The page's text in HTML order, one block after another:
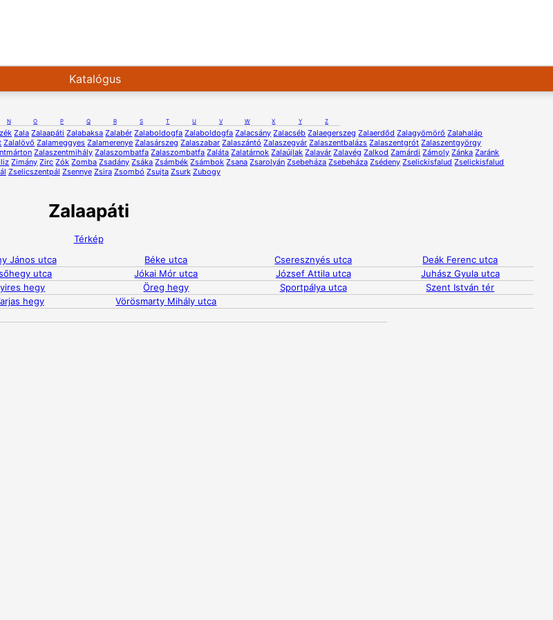
Katalógus
N O P Q R S T U V W X Y Z
Zala Zalaapáti Zalabaksa Zalabér Zalaboldogfa Zalaboldogfa Zalacsány Zalacséb Zalaegerszeg Zalaerdőd Zalagyömörő Zalahaláp
Zalalövő Zalameggyes Zalamerenye Zalasárszeg Zalaszabar Zalaszántó Zalaszegvár Zalaszentbalázs Zalaszentgrót Zalaszentgyörgy
Zalaszentmihály Zalaszombatfa Zalaszombatfa Zaláta Zalatárnok Zalaújlak Zalavár Zalavég Zalkod Zamárdi Zámoly Zánka Zaránk
Zimány Zirc Zók Zomba Zsadány Zsáka Zsámbék Zsámbok Zsana Zsarolyán Zsebeháza Zsebeháza Zsédeny Zselickisfalud Zselickisfalud
Zselicszentpál Zsennye Zsira Zsombó Zsujta Zsurk Zubogy
Zalaapáti
Térkép
János utca Béke utca Cseresznyés utca
Deák Ferenc utca
utca Jókai Mór utca József Attila utca
Juhász Gyula utca
hegy Öreg hegy Sportpálya utca
Szent István tér
hegy Vörösmarty Mihály utca